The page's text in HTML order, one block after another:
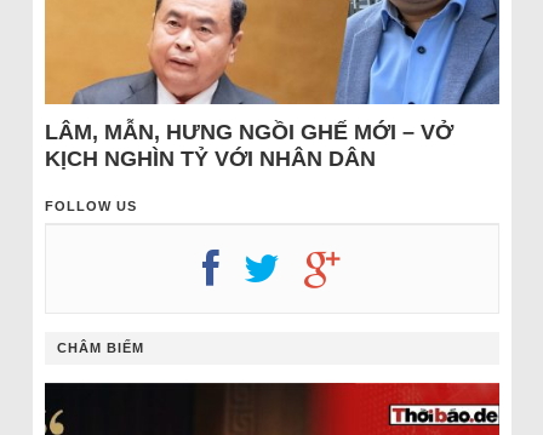
LÂM, MẪN, HƯNG NGỒI GHẾ MỚI – VỞ
KỊCH NGHÌN TỶ VỚI NHÂN DÂN
FOLLOW US
CHÂM BIẾM